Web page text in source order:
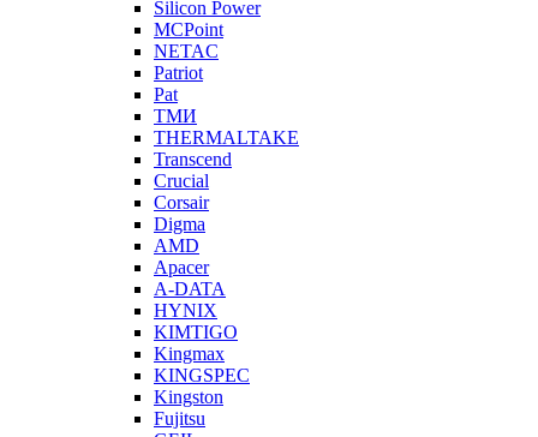
Silicon Power
MCPoint
NETAC
Patriot
Pat
ТМИ
THERMALTAKE
Transcend
Crucial
Corsair
Digma
AMD
Apacer
A-DATA
HYNIX
KIMTIGO
Kingmax
KINGSPEC
Kingston
Fujitsu